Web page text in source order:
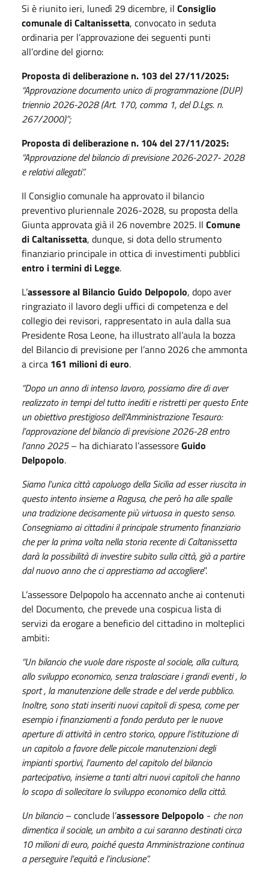
Si è riunito ieri, lunedì 29 dicembre, il Consiglio
comunale di Caltanissetta, convocato in seduta
ordinaria per l’approvazione dei seguenti punti
all’ordine del giorno:
Proposta di deliberazione n. 103 del 27/11/2025:
“Approvazione documento unico di programmazione (DUP)
triennio 2026-2028 (Art. 170, comma 1, del D.Lgs. n.
267/2000)”;
Proposta di deliberazione n. 104 del 27/11/2025:
“Approvazione del bilancio di previsione 2026-2027- 2028
e relativi allegati”.
Il Consiglio comunale ha approvato il bilancio
preventivo pluriennale 2026-2028, su proposta della
Giunta approvata già il 26 novembre 2025. Il Comune
di Caltanissetta, dunque, si dota dello strumento
finanziario principale in ottica di investimenti pubblici
entro i termini di Legge.
L’assessore al Bilancio Guido Delpopolo, dopo aver
ringraziato il lavoro degli uffici di competenza e del
collegio dei revisori, rappresentato in aula dalla sua
Presidente Rosa Leone, ha illustrato all’aula la bozza
del Bilancio di previsione per l’anno 2026 che ammonta
a circa 161 milioni di euro.
“Dopo un anno di intenso lavoro, possiamo dire di aver
realizzato in tempi del tutto inediti e ristretti per questo Ente
un obiettivo prestigioso dell’Amministrazione Tesauro:
l’approvazione del bilancio di previsione 2026-28 entro
l’anno 2025– ha dichiarato l’assessoreGuido
Delpopolo.
Siamo l’unica città capoluogo della Sicilia ad esser riuscita in
questo intento insieme a Ragusa, che però ha alle spalle
una tradizione decisamente più virtuosa in questo senso.
Consegniamo ai cittadini il principale strumento finanziario
che per la prima volta nella storia recente di Caltanissetta
darà la possibilità di investire subito sulla città, già a partire
dal nuovo anno che ci apprestiamo ad accogliere”.
L’assessore Delpopolo ha accennato anche ai contenuti
del Documento, che prevede una cospicua lista di
servizi da erogare a beneficio del cittadino in molteplici
ambiti:
“Un bilancio che vuole dare risposte al sociale, alla cultura,
allo sviluppo economico, senza tralasciare i grandi eventi , lo
sport , la manutenzione delle strade e del verde pubblico.
Inoltre, sono stati inseriti nuovi capitoli di spesa, come per
esempio i finanziamenti a fondo perduto per le nuove
aperture di attività in centro storico, oppure l’istituzione di
un capitolo a favore delle piccole manutenzioni degli
impianti sportivi, l’aumento del capitolo del bilancio
partecipativo, insieme a tanti altri nuovi capitoli che hanno
lo scopo di sollecitare lo sviluppo economico della città.
Un bilancio– conclude l’assessore Delpopolo - che non
dimentica il sociale, un ambito a cui saranno destinati circa
10 milioni di euro, poiché questa Amministrazione continua
a perseguire l’equità e l’inclusione”.